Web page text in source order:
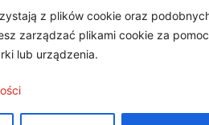
z plików cookie oraz
zarządzać plikami cookie za
lub urządzenia.
Projekt finansowany przez
Publikacja wyraża